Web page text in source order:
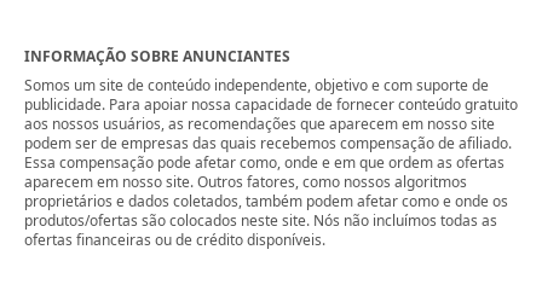
INFORMAÇÃO SOBRE ANUNCIANTES
Somos um site de conteúdo independente, objetivo e com suporte de
publicidade. Para apoiar nossa capacidade de fornecer conteúdo gratuito
aos nossos usuários, as recomendações que aparecem em nosso site
podem ser de empresas das quais recebemos compensação de afiliado.
Essa compensação pode afetar como, onde e em que ordem as ofertas
aparecem em nosso site. Outros fatores, como nossos algoritmos
proprietários e dados coletados, também podem afetar como e onde os
produtos/ofertas são colocados neste site. Nós não incluímos todas as
ofertas financeiras ou de crédito disponíveis.